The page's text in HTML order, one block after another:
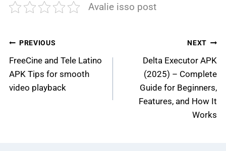
Avalie isso post
Post
navigation
PREVIOUS
FreeCine and Tele Latino
APK Tips for smooth
video playback
NEXT
Delta Executor APK
(2025) – Complete
Guide for Beginners,
Features, and How It
Works